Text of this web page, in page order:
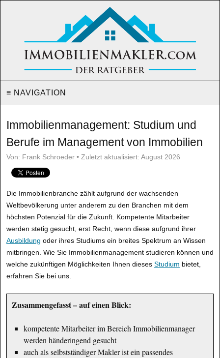
≡ NAVIGATION
Immobilienmanagement: Studium und
Berufe im Management von Immobilien
Von: Frank Schroeder • Zuletzt aktualisiert: August 2026
Die Immobilienbranche zählt aufgrund der wachsenden
Weltbevölkerung unter anderem zu den Branchen mit dem
höchsten Potenzial für die Zukunft. Kompetente Mitarbeiter
werden stetig gesucht, erst Recht, wenn diese aufgrund ihrer
Ausbildung oder ihres Studiums ein breites Spektrum an Wissen
mitbringen. Wie Sie Immobilienmanagement studieren können und
welche zukünftigen Möglichkeiten Ihnen dieses Studium bietet,
erfahren Sie bei uns.
Zusammengefasst – auf einen Blick:
kompetente Mitarbeiter im Bereich Immobilienmanager
werden händeringend gesucht
auch als selbstständiger Makler ist ein passendes